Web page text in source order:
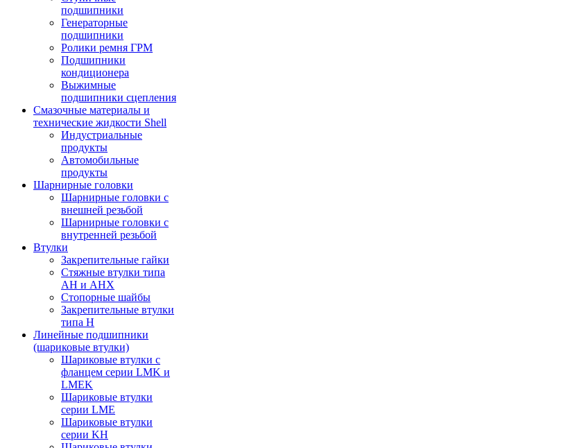
подшипники
Генераторные
подшипники
Ролики ремня ГРМ
Подшипники
кондиционера
Выжимные
подшипники сцепления
Смазочные материалы и
технические жидкости Shell
Индустриальные
продукты
Автомобильные
продукты
Шарнирные головки
Шарнирные головки с
внешней резьбой
Шарнирные головки с
внутренней резьбой
Втулки
Закрепительные гайки
Стяжные втулки типа
AH и AHX
Стопорные шайбы
Закрепительные втулки
типа H
Линейные подшипники
(шариковые втулки)
Шариковые втулки с
фланцем серии LMK и
LMEK
Шариковые втулки
серии LME
Шариковые втулки
серии KH